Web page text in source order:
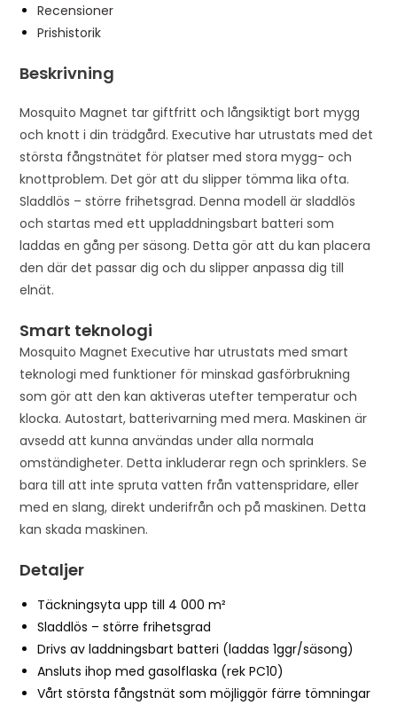
Recensioner
Prishistorik
Beskrivning
Mosquito Magnet tar giftfritt och långsiktigt bort mygg
och knott i din trädgård. Executive har utrustats med det
största fångstnätet för platser med stora mygg- och
knottproblem. Det gör att du slipper tömma lika ofta.
Sladdlös – större frihetsgrad. Denna modell är sladdlös
och startas med ett uppladdningsbart batteri som
laddas en gång per säsong. Detta gör att du kan placera
den där det passar dig och du slipper anpassa dig till
elnät.
Smart teknologi
Mosquito Magnet Executive har utrustats med smart
teknologi med funktioner för minskad gasförbrukning
som gör att den kan aktiveras utefter temperatur och
klocka. Autostart, batterivarning med mera. Maskinen är
avsedd att kunna användas under alla normala
omständigheter. Detta inkluderar regn och sprinklers. Se
bara till att inte spruta vatten från vattenspridare, eller
med en slang, direkt underifrån och på maskinen. Detta
kan skada maskinen.
Detaljer
Täckningsyta upp till 4 000 m²
Sladdlös – större frihetsgrad
Drivs av laddningsbart batteri (laddas 1ggr/säsong)
Ansluts ihop med gasolflaska (rek PC10)
Vårt största fångstnät som möjliggör färre tömningar